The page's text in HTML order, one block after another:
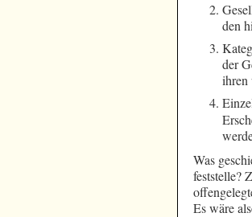
den
der
ihren
Was
feststelle?
Es wäre